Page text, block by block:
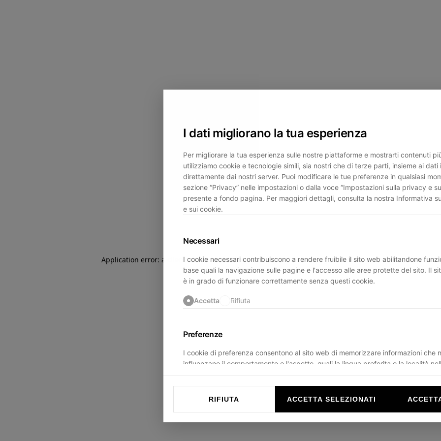
I dati migliorano la tua esperienza
Per migliorare la tua esperienza sulle nostre piattaforme e mostrarti contenuti
utilizziamo cookie e tecnologie simili, sia nostri che di terze parti, insieme ai dati
direttamente dai nostri server. Puoi modificare le tue preferenze in qualsiasi
sezione “Privacy” nelle impostazioni o dalla voce “Impostazioni sulla privacy e
presente a fondo pagina. Per maggiori dettagli, consulta la nostra Informativa
e sui cookie.
Necessari
I cookie necessari contribuiscono a rendere fruibile il sito web abilitandone
base quali la navigazione sulle pagine e l'accesso alle aree protette del sito. Il
è in grado di funzionare correttamente senza questi cookie.
Accetta Rifiuta
Preferenze
I cookie di preferenza consentono al sito web di memorizzare informazioni che
influenzano il comportamento o l'aspetto, quali la lingua preferita o la località
trovi.
RIFIUTA ACCETTA SELEZIONATI
Application error: a client -side exception has occurred while loadingducadisangiusto.com(see the